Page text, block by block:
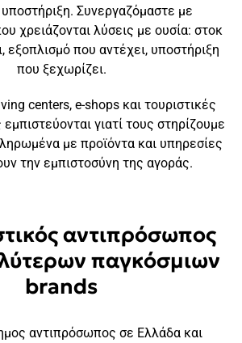
Συνεργαζόμαστε με
χρειάζονται λύσεις με ουσία: στοκ
εξοπλισμό που αντέχει, υποστήριξη
που ξεχωρίζει.
centers, e-shops και τουριστικές
γιατί τους στηρίζουμε
με προϊόντα και υπηρεσίες
την εμπιστοσύνη της αγοράς.
αντιπρόσωπος
παγκόσμιων
brands
αντιπρόσωπος σε Ελλάδα και